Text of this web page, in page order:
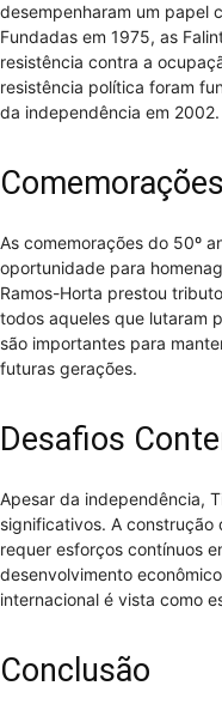
desempenharam um papel
Fundadas em 1975, as
resistência contra a
resistência política foram
da independência em 2002.
As comemorações do 50º
oportunidade para
Ramos-Horta prestou
todos aqueles que lutaram
são importantes para
futuras gerações.
Desafios
Apesar da independência,
significativos. A construção
requer esforços contínuos
desenvolvimento
internacional é vista como
Conclusão